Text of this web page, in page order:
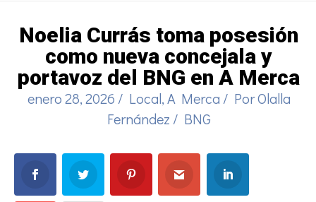
Noelia Currás toma posesión
como nueva concejala y
portavoz del BNG en A Merca
enero 28, 2026 / Local,A Merca / PorOlalla
Fernández / BNG